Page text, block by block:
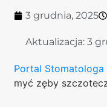
3 grudnia, 2025
Aktualizacja:3
Portal Stomatologa
myć zęby